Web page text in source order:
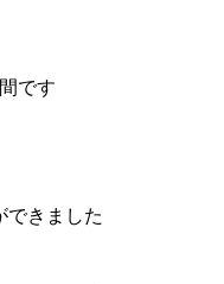
です
できました